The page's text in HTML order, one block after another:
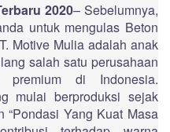
2020– Sebelumnya,
untuk mengulas Beton
Motive Mulia adalah anak
salah satu perusahaan
premium di Indonesia.
mulai berproduksi sejak
Yang Kuat Masa